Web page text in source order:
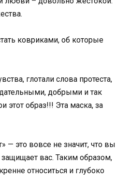
ковриками, об которые
глотали слова протеста,
добрыми и так
этот образ!!! Эта маска, за
— это вовсе не значит, что вы
вас. Таким образом,
относиться и глубоко